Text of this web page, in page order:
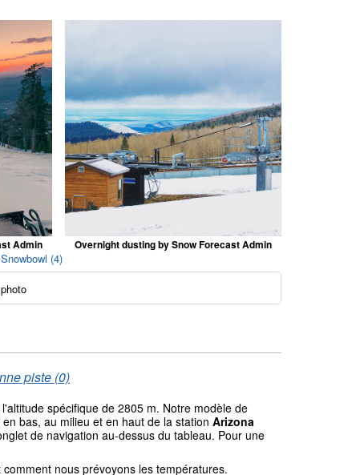
Admin Overnight dusting by Snow Forecast Admin
(4)
piste (0)
spécifique de 2805 m. Notre modèle de
bas, au milieu et en haut de la station Arizona
de navigation au-dessus du tableau. Pour une
nous prévoyons les températures.